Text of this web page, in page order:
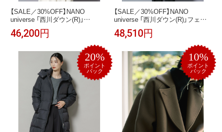
【SALE／30%OFF】NANO
universe 「西川ダウン(R)」
SOLOTEXダウン ナノユニバース
ジャケット・アウター ダウンジ
ャケット・ダウンベスト グレー
ブラック ホワイト【送料無料】
46,200円
【SALE／30%OFF】NANO
universe 「西川ダウン(R)」フェイ
クファーカラーサージロングダウ
ン ナノユニバース ジャケット・
アウター ダウンジャケット・ダ
ウンベスト ネイビー ブラック【送
料無料】
48,510円
20%
ポイント
バック
10%
ポイント
バック